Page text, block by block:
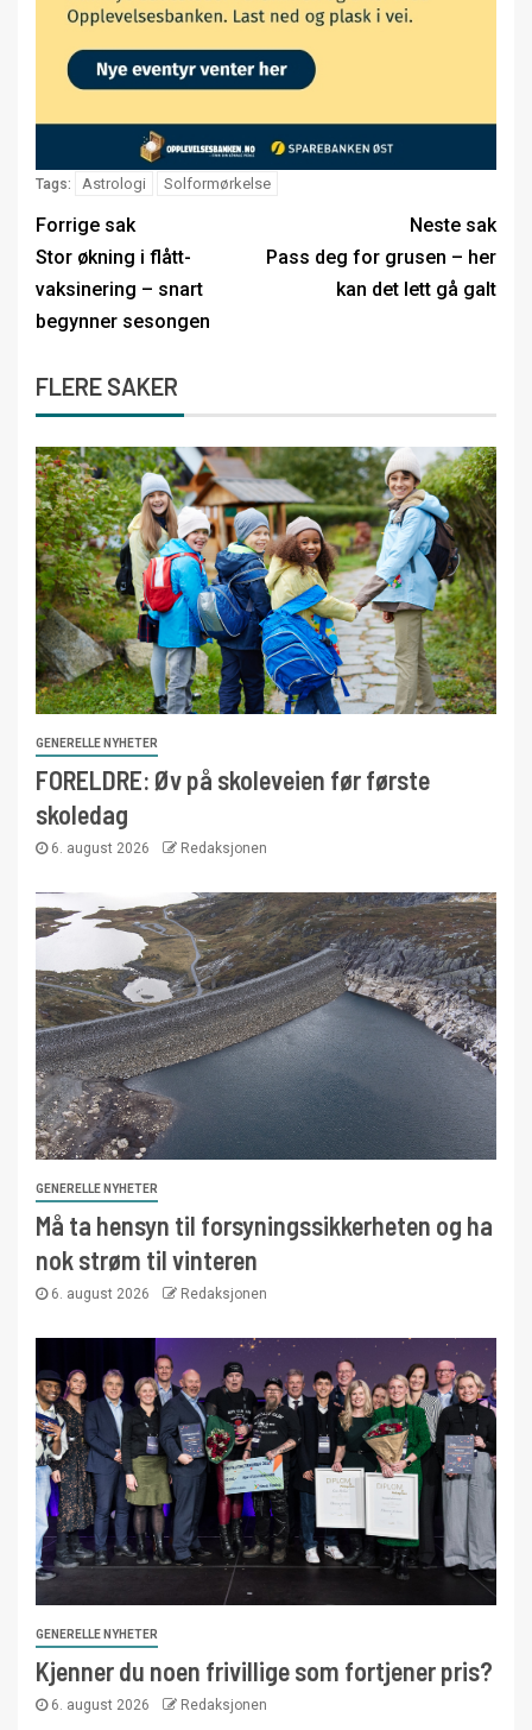
Tags: Astrologi Solformørkelse
Forrige sak
Stor økning i flått-
vaksinering – snart
begynner sesongen
Neste sak
Pass deg for grusen – her
kan det lett gå galt
FLERE SAKER
GENERELLE NYHETER
FORELDRE: Øv på skoleveien før første
skoledag
6. august 2026 Redaksjonen
GENERELLE NYHETER
Må ta hensyn til forsyningssikkerheten og ha
nok strøm til vinteren
6. august 2026 Redaksjonen
GENERELLE NYHETER
Kjenner du noen frivillige som fortjener pris?
6. august 2026 Redaksjonen